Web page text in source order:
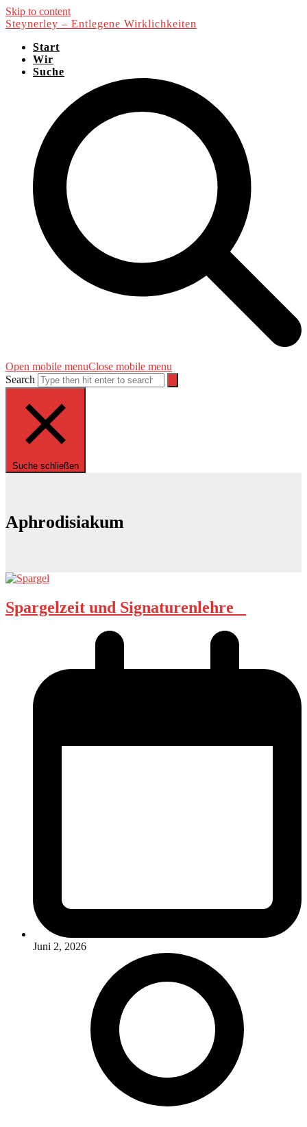
Skip to content
Steynerley – Entlegene Wirklichkeiten
Start
Wir
Suche
Open mobile menuClose mobile menu
Search
Suche schließen
Aphrodisiakum
Spargelzeit und Signaturenlehre
Juni 2, 2026